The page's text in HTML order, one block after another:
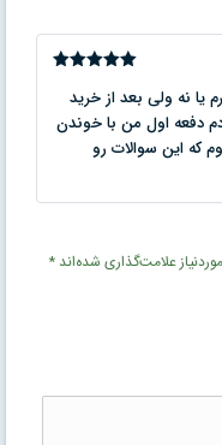
5
یا نه ولی بعد از خرید
دفعه اول من با خوندن
که این سوالات رو
علامت‌گذاری شده‌اند*